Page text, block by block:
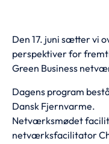
Den 17. juni sætter vi
perspektiver for
Green Business
Dagens program
Dansk Fjernvarme.
Netværksmødet
netværksfacilitator